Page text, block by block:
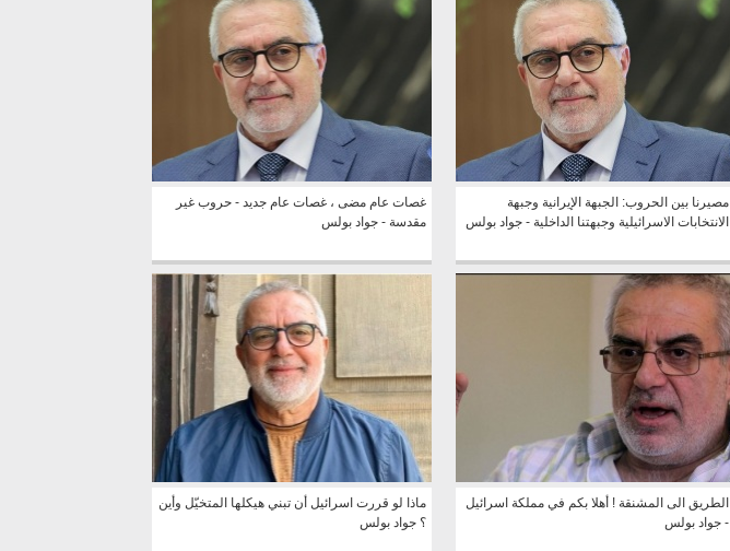
مصيرنا بين الحروب: الجبهة الإيرانية وجبهة
الانتخابات الاسرائيلية وجبهتنا الداخلية - جواد بولس
غصات عام مضى ، غصات عام جديد - حروب غير
مقدسة - جواد بولس
الطريق الى المشنقة ! أهلا بكم في مملكة اسرائيل
- جواد بولس
ماذا لو قررت اسرائيل أن تبني هيكلها المتخيّل وأين
؟ جواد بولس